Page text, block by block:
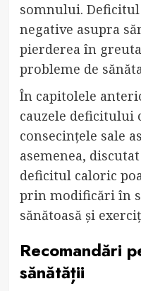
somnului. Deficitul
negative asupra
pierderea în
probleme de
În capitolele
cauzele deficitului
consecințele sale
asemenea,
deficitul caloric
prin modificări în
sănătoasă și
Recomandări
sănătății